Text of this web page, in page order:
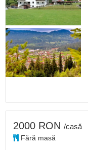
2000 RON /casă
Fără masă